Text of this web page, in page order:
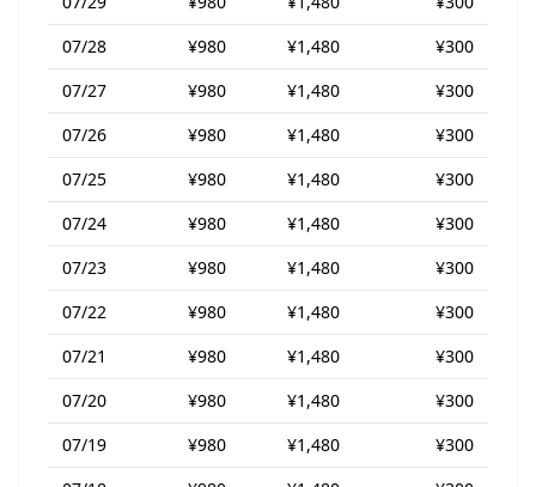
07/28
¥980 ¥1,480
¥300
07/27
¥980 ¥1,480
¥300
07/26
¥980 ¥1,480
¥300
07/25
¥980 ¥1,480
¥300
07/24
¥980 ¥1,480
¥300
07/23
¥980 ¥1,480
¥300
07/22
¥980 ¥1,480
¥300
07/21
¥980 ¥1,480
¥300
07/20
¥980 ¥1,480
¥300
07/19
¥980 ¥1,480
¥300